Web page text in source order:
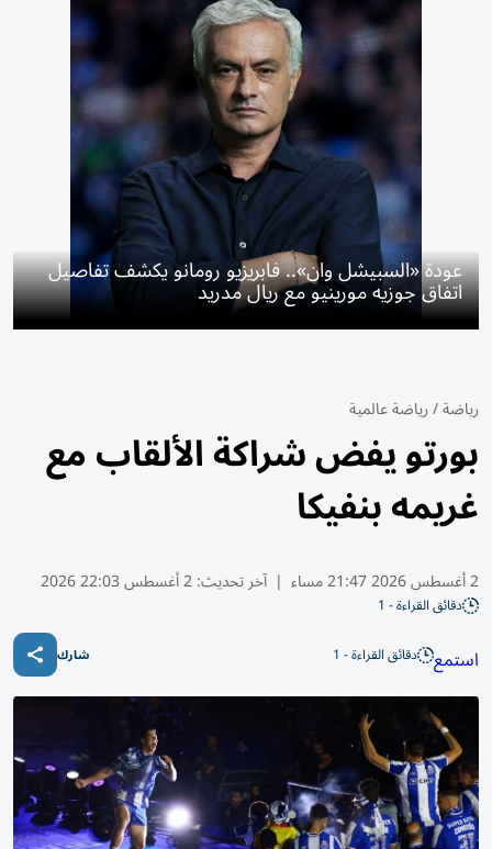
عودة «السبيشل وان».. فابريزيو رومانو يكشف تفاصيل
اتفاق جوزيه مورينيو مع ريال مدريد
رياضة/رياضة عالمية
بورتو يفض شراكة الألقاب مع
غريمه بنفيكا
2 أغسطس 2026 21:47 مساء | آخر تحديث:2 أغسطس 22:03 2026
دقائق القراءة - 1
استمع دقائق القراءة - 1 شارك